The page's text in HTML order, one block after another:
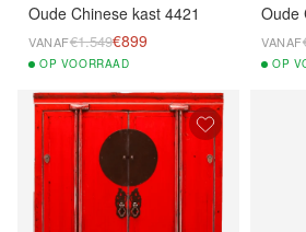
Oude Chinese kast 4421
VANAF€1.549€899
OP VOORRAAD
Oude
VANAF
OP